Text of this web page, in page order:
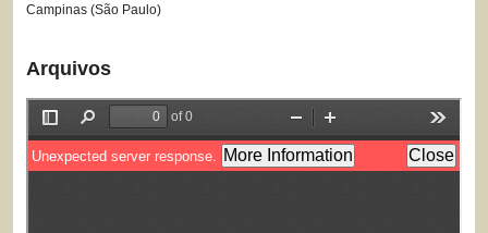
Campinas (São Paulo)
Arquivos